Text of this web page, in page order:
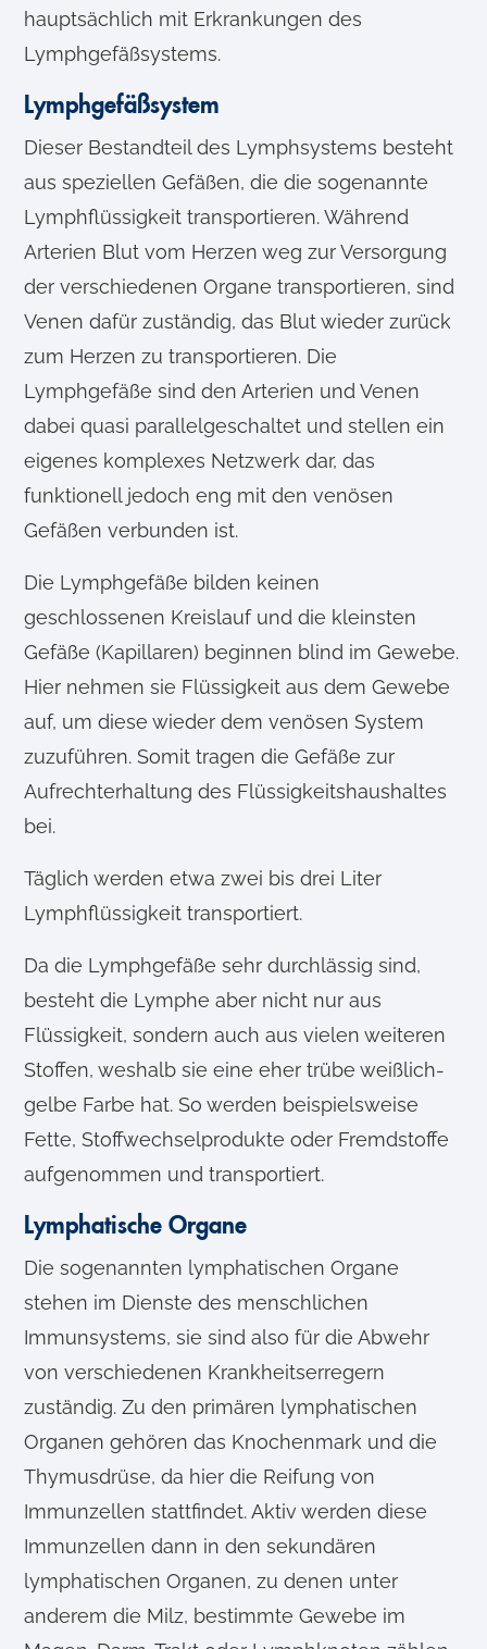
hauptsächlich mit Erkrankungen des
Lymphgefäßsystems.
Lymphgefäßsystem
Dieser Bestandteil des Lymphsystems besteht
aus speziellen Gefäßen, die die sogenannte
Lymphflüssigkeit transportieren. Während
Arterien Blut vom Herzen weg zur Versorgung
der verschiedenen Organe transportieren, sind
Venen dafür zuständig, das Blut wieder zurück
zum Herzen zu transportieren. Die
Lymphgefäße sind den Arterien und Venen
dabei quasi parallelgeschaltet und stellen ein
eigenes komplexes Netzwerk dar, das
funktionell jedoch eng mit den venösen
Gefäßen verbunden ist.
Die Lymphgefäße bilden keinen
geschlossenen Kreislauf und die kleinsten
Gefäße (Kapillaren) beginnen blind im Gewebe.
Hier nehmen sie Flüssigkeit aus dem Gewebe
auf, um diese wieder dem venösen System
zuzuführen. Somit tragen die Gefäße zur
Aufrechterhaltung des Flüssigkeitshaushaltes
bei.
Täglich werden etwa zwei bis drei Liter
Lymphflüssigkeit transportiert.
Da die Lymphgefäße sehr durchlässig sind,
besteht die Lymphe aber nicht nur aus
Flüssigkeit, sondern auch aus vielen weiteren
Stoffen, weshalb sie eine eher trübe weißlich-
gelbe Farbe hat. So werden beispielsweise
Fette, Stoffwechselprodukte oder Fremdstoffe
aufgenommen und transportiert.
Lymphatische Organe
Die sogenannten lymphatischen Organe
stehen im Dienste des menschlichen
Immunsystems, sie sind also für die Abwehr
von verschiedenen Krankheitserregern
zuständig. Zu den primären lymphatischen
Organen gehören das Knochenmark und die
Thymusdrüse, da hier die Reifung von
Immunzellen stattfindet. Aktiv werden diese
Immunzellen dann in den sekundären
lymphatischen Organen, zu denen unter
anderem die Milz, bestimmte Gewebe im